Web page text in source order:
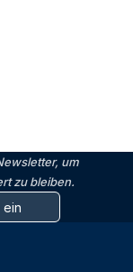
um
zu bleiben.